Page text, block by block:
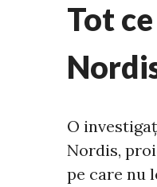
Tot
O
Nordis,
pe care nu